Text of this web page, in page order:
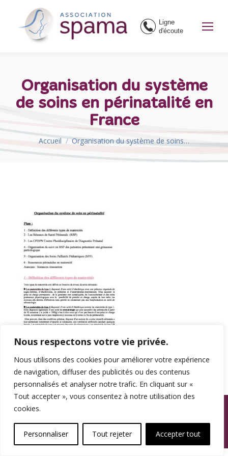
Nous respectons votre vie privée.
Nous utilisons des cookies pour améliorer votre expérience
de navigation, diffuser des publicités ou des contenus
personnalisés et analyser notre trafic. En cliquant sur «
Tout accepter », vous consentez à notre utilisation des
cookies.
Personnaliser Tout rejeter Accepter tout
Ligne
d'écoute
Organisation du système
de soins en périnatalité en
France
Vous êtes ici :
Accueil Organisation du système de soins…
© SPAMA 2014 - 2026. Tous droits réservés.
footer
Une réalisation